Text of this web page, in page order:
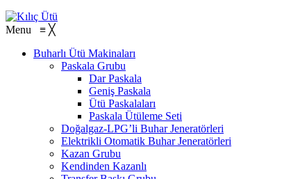
Menu ≡ ╳
Buharlı Ütü Makinaları
Paskala Grubu
Dar Paskala
Geniş Paskala
Ütü Paskalaları
Paskala Ütüleme Seti
Doğalgaz-LPG’li Buhar Jeneratörleri
Elektrikli Otomatik Buhar Jeneratörleri
Kazan Grubu
Kendinden Kazanlı